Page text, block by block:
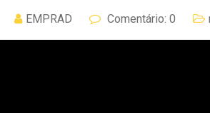
EMPRAD Comentário: 0